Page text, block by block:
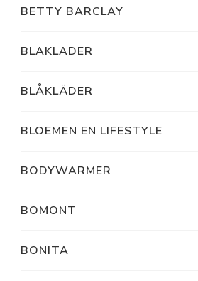
BETTY BARCLAY
BLAKLADER
BLÅKLÄDER
BLOEMEN EN LIFESTYLE
BODYWARMER
BOMONT
BONITA